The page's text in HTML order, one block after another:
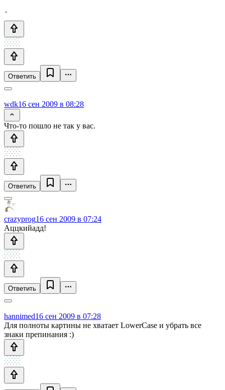
.
Ответить
wdk16 сен 2009 в 08:28
Что-то пошло не так у вас.
Ответить
crazyprog16 сен 2009 в 07:24
Аццкийадд!
Ответить
hannimed16 сен 2009 в 07:28
Для полноты картины не хватает LowerCase и убрать все
знаки препинания :)